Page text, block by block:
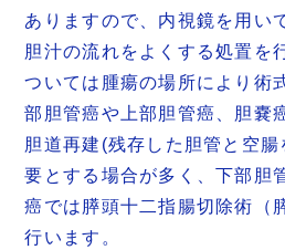
ありますので、内視鏡を用い
胆汁の流れをよくする処置を
ついては腫瘍の場所により術
部胆管癌や上部胆管癌、胆嚢
胆道再建(残存した胆管と空
要とする場合が多く、下部胆
癌では膵頭十二指腸切除術（
行います。